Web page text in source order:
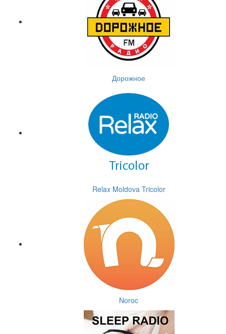
Дорожное
Relax Moldova Tricolor
Noroc